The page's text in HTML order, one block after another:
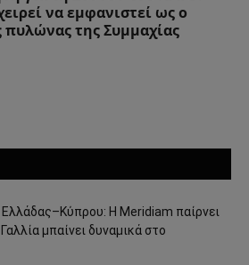
να εμφανιστεί ως ο
πυλώνας της Συμμαχίας
Ελλάδας–Κύπρου: Η Meridiam παίρνει
μπαίνει δυναμικά στο